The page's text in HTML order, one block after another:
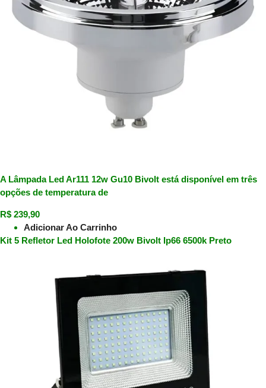
A Lâmpada Led Ar111 12w Gu10 Bivolt está disponível em três
opções de temperatura de
R$ 239,90
Adicionar Ao Carrinho
Kit 5 Refletor Led Holofote 200w Bivolt Ip66 6500k Preto